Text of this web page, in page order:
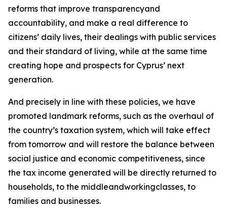
reforms that improve transparencyand
accountability, and make a real difference to
citizens’ daily lives, their dealings with public services
and their standard of living, while at the same time
creating hope and prospects for Cyprus’ next
generation.
And precisely in line with these policies, we have
promoted landmark reforms, such as the overhaul of
the country’s taxation system, which will take effect
from tomorrow and will restore the balance between
social justice and economic competitiveness, since
the tax income generated will be directly returned to
households, to the middleandworkingclasses, to
families and businesses.